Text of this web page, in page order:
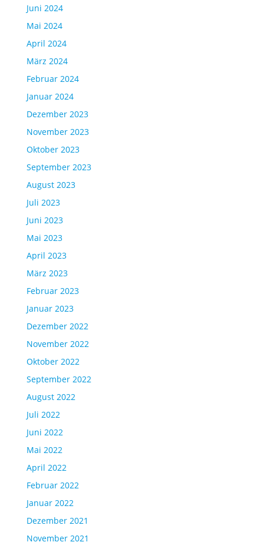
Juni 2024
Mai 2024
April 2024
März 2024
Februar 2024
Januar 2024
Dezember 2023
November 2023
Oktober 2023
September 2023
August 2023
Juli 2023
Juni 2023
Mai 2023
April 2023
März 2023
Februar 2023
Januar 2023
Dezember 2022
November 2022
Oktober 2022
September 2022
August 2022
Juli 2022
Juni 2022
Mai 2022
April 2022
Februar 2022
Januar 2022
Dezember 2021
November 2021